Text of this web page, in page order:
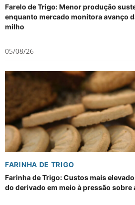
Farelo de Trigo: Menor produção
enquanto mercado monitora avanço
milho
05/08/26
FARINHA DE TRIGO
Farinha de Trigo: Custos mais
do derivado em meio à pressão sobre